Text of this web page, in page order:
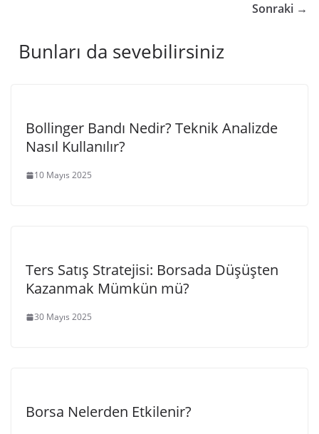
Sonraki →
Bunları da sevebilirsiniz
Bollinger Bandı Nedir? Teknik Analizde
Nasıl Kullanılır?
10 Mayıs 2025
Ters Satış Stratejisi: Borsada Düşüşten
Kazanmak Mümkün mü?
30 Mayıs 2025
Borsa Nelerden Etkilenir?